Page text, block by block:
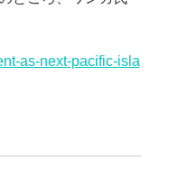
as-next-pacific-isla